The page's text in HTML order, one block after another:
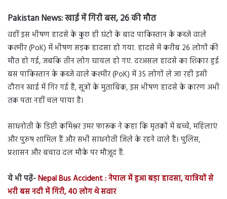
Pakistan News:खाई में गिरी बस, 26 की मौत
वहीं इस भीषण हादसे के कुछ ही घंटों के बाद पाकिस्तान के कब्जे वाले
कश्मीर (PoK) में भीषण सड़क हादसा हो गया. हादसे में करीब 26 लोगों की
मौत हो गई, जबकि तीन लोग घायल हो गए. दरअसल हादसे का शिकार हुई
बस पाकिस्तान के कब्जे वाले कश्मीर (PoK) में 35 लोगों ले जा रही इसी
दौरान खाई में गिर गई है, सूत्रों के मुताबिक, इस भीषण हादसे के कारण अभी
तक पता नहीं चल पाया है।
साधनोती के डिप्टी कमिश्नर उमर फारूक ने कहा कि मृतकों में बच्चे, महिलाएं
और पुरुष शामिल हैं और सभी साधनोती जिले के रहने वाले हैं। पुलिस,
प्रशासन और बचाव दल मौके पर मौजूद हैं.
ये भी पढ़ें-Nepal Bus Accident : नेपाल में हुआ बड़ा हादसा, यात्रियों से
भरी बस नदी में गिरी, 40 लोग थे सवार